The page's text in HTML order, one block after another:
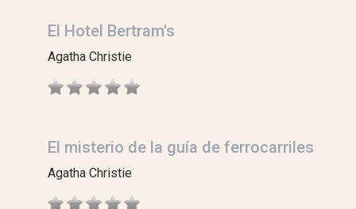
El Hotel Bertram's
Agatha Christie
El misterio de la guía de ferrocarriles
Agatha Christie